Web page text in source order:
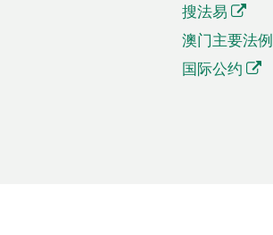
搜法易
澳门主要法例
国际公约